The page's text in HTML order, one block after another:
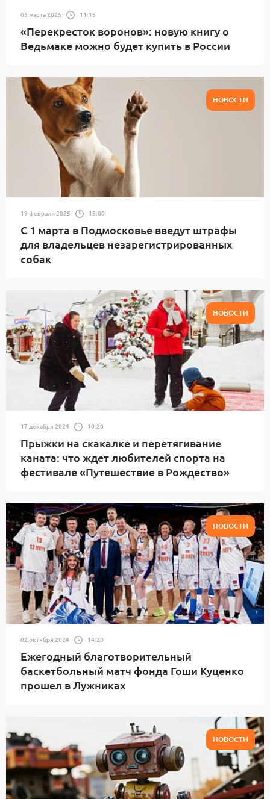
05 марта 2025 11:15
«Перекресток воронов»: новую книгу о
Ведьмаке можно будет купить в России
НОВОСТИ
19 февраля 2025 15:00
С 1 марта в Подмосковье введут штрафы
для владельцев незарегистрированных
собак
НОВОСТИ
17 декабря 2024 10:20
Прыжки на скакалке и перетягивание
каната: что ждет любителей спорта на
фестивале «Путешествие в Рождество»
НОВОСТИ
02 октября 2024 14:20
Ежегодный благотворительный
баскетбольный матч фонда Гоши Куценко
прошел в Лужниках
НОВОСТИ